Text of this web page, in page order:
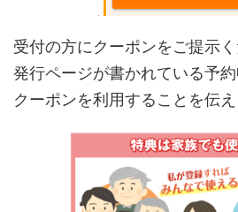
受付の方にクーポンをご提示
発行ページが書かれている予
クーポンを利用することを伝え